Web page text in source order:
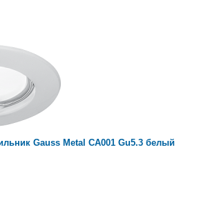
Gauss Metal CA001 Gu5.3 белый